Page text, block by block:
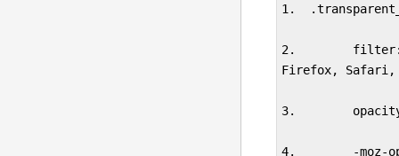
1.
2.
Firefox, Safari,
3.
4.        -moz-